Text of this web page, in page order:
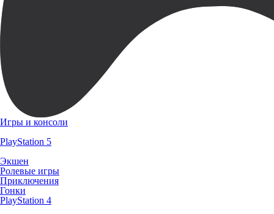
Игры и консоли
PlayStation 5
Экшен
Ролевые игры
Приключения
Гонки
PlayStation 4